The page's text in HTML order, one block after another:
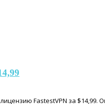
FastestVPN за